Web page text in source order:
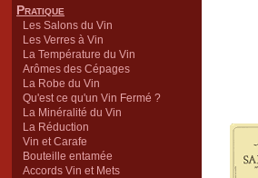
Pratique
Les Salons du Vin
Les Verres à Vin
La Température du Vin
Arômes des Cépages
La Robe du Vin
Qu'est ce qu'un Vin Fermé ?
La Minéralité du Vin
La Réduction
Vin et Carafe
Bouteille entamée
Accords Vin et Mets